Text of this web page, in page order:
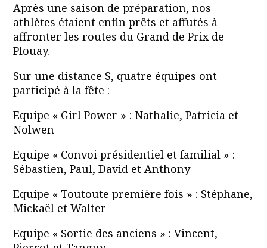
Après une saison de préparation, nos
athlètes étaient enfin prêts et affutés à
affronter les routes du Grand de Prix de
Plouay.
Sur une distance S, quatre équipes ont
participé à la fête :
Equipe « Girl Power » : Nathalie, Patricia et
Nolwen
Equipe « Convoi présidentiel et familial » :
Sébastien, Paul, David et Anthony
Equipe « Toutoute première fois » : Stéphane,
Mickaël et Walter
Equipe « Sortie des anciens » : Vincent,